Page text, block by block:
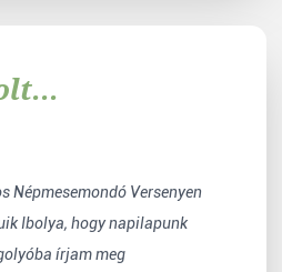
Népmesemondó Versenyen
Ibolya, hogy napilapunk
írjam meg